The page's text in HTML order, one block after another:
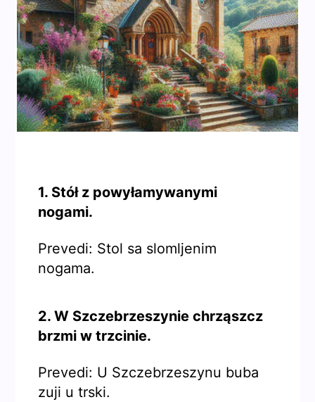
1. Stół z powyłamywanymi
nogami.
Prevedi: Stol sa slomljenim
nogama.
2. W Szczebrzeszynie chrząszcz
brzmi w trzcinie.
Prevedi: U Szczebrzeszynu buba
zuji u trski.